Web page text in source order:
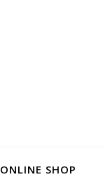
ONLINE SHOP